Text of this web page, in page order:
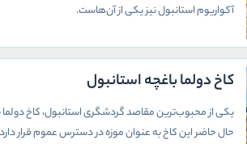
آکواریوم استانبول نیز یکی از آن‌هاست.
کاخ دولما باغچه استانبول
یکی از محبوب‌ترین مقاصد گردشگری استانبول، کاخ
حال حاضر این کاخ به عنوان موزه در دسترس عموم قرار